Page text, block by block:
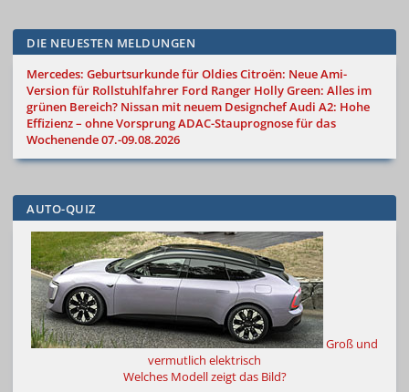
DIE NEUESTEN MELDUNGEN
Mercedes: Geburtsurkunde für OldiesCitroën: Neue Ami-
Version für Rollstuhlfahrer Ford Ranger Holly Green: Alles im
grünen Bereich? Nissan mit neuem DesignchefAudi A2: Hohe
Effizienz – ohne VorsprungADAC-Stauprognose für das
Wochenende 07.-09.08.2026
AUTO-QUIZ
Groß und
vermutlich elektrisch
Welches Modell zeigt das Bild?